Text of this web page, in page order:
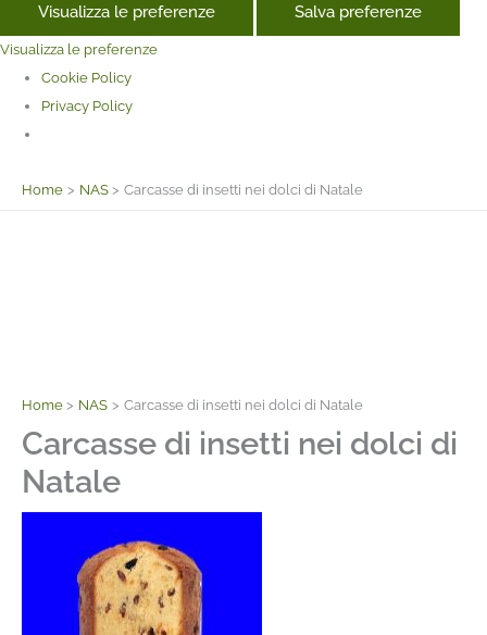
Visualizza le preferenze Salva preferenze
Visualizza le preferenze
Cookie Policy
Privacy Policy
Home NAS Carcasse di insetti nei dolci di Natale
Home NAS Carcasse di insetti nei dolci di Natale
Carcasse di insetti nei dolci di
Natale